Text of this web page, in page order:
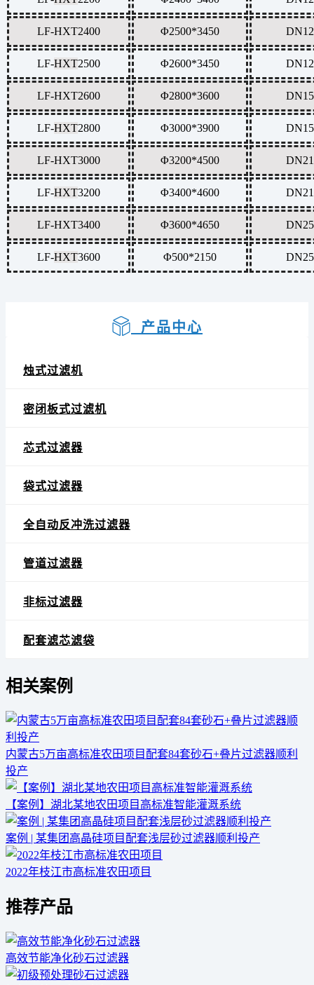
LF-HXT2400 Φ2500*3450
LF-HXT2500 Φ2600*3450
LF-HXT2600 Φ2800*3600
LF-HXT2800 Φ3000*3900
LF-HXT3000 Φ3200*4500
LF-HXT3200 Φ3400*4600
LF-HXT3400 Φ3600*4650
LF-HXT3600 Φ500*2150
产品中心
烛式过滤机
密闭板式过滤机
芯式过滤器
袋式过滤器
全自动反冲洗过滤器
管道过滤器
非标过滤器
配套滤芯滤袋
相关案例
内蒙古5万亩高标准农田项目配套84套砂石+叠片过滤器顺利
投产
【案例】湖北某地农田项目高标准智能灌溉系统
案例 | 某集团高晶硅项目配套浅层砂过滤器顺利投产
2022年枝江市高标准农田项目
推荐产品
高效节能净化砂石过滤器